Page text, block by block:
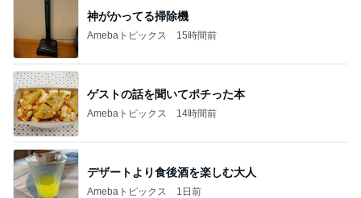
神がかってる掃除機
Amebaトピックス 15時間前
ゲストの話を聞いてポチった本
Amebaトピックス 14時間前
デザートより食後酒を楽しむ大人
Amebaトピックス 1日前